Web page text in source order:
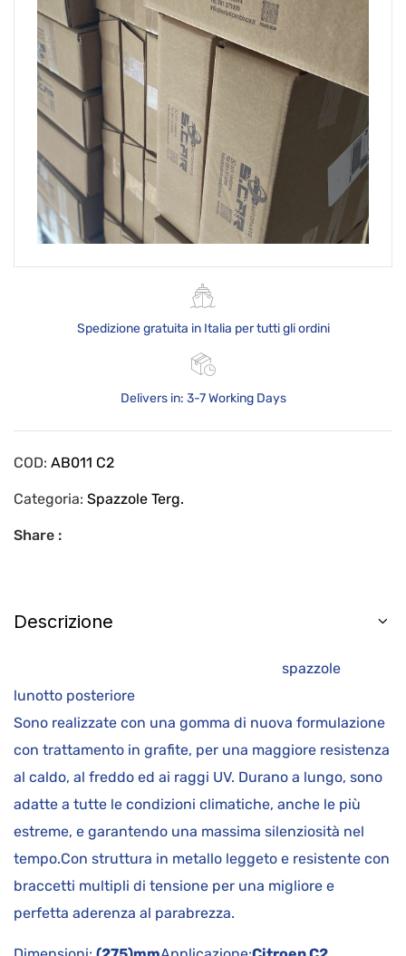
Spedizione gratuita in Italia per tutti gli ordini
Delivers in: 3-7 Working Days
COD: AB011 C2
Categoria: Spazzole Terg.
Share :
Descrizione
spazzole
lunotto posteriore
Sono realizzate con una gomma di nuova formulazione
con trattamento in grafite, per una maggiore resistenza
al caldo, al freddo ed ai raggi UV. Durano a lungo, sono
adatte a tutte le condizioni climatiche, anche le più
estreme, e garantendo una massima silenziosità nel
tempo.Con struttura in metallo leggeto e resistente con
braccetti multipli di tensione per una migliore e
perfetta aderenza al parabrezza.